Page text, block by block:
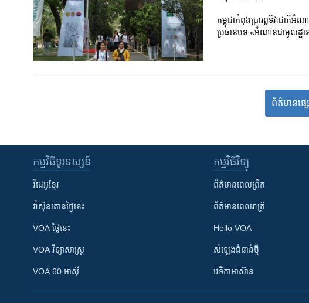
កម្ពុជា​កំពុង​ប្រារព្ធ​ទិវា​ជាតិ​
ប្រធាន​បទ «អំណាន​ជា​មូលដ្ឋាន​គ្
ព័ត៌មាន​​​​​​ផ្
កម្មវិធី​ទូរទស្សន៍
វីដេអូ​ខ្មែរ
វ៉ាស៊ីនតោន​ថ្ងៃ​នេះ
VOA ថ្ងៃនេះ
VOA ​វិទ្យាសាស្ត្រ
VOA 60 អាស៊ី
កម្មវិធី​វិទ្យុ
ព័ត៌មាន​ពេល​ព្រឹក
ព័ត៌មាន​​ពេល​រាត្រី
Hello VOA
សំឡេង​ជំនាន់​ថ្មី
វេទិកា​អាស៊ាន